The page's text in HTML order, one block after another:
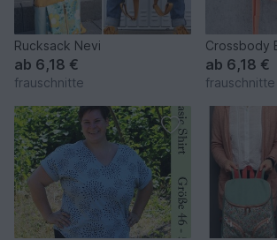
Rucksack Nevi
ab 6,18 €
frauschnitte
Crossbody
ab 6,18 €
frauschnitte